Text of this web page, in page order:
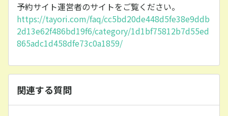
予約サイト運営者のサイトをご覧ください。
https://tayori.com/faq/cc5bd20de448d5fe38e9ddb
2d13e62f486bd19f6/category/1d1bf75812b7d55ed
865adc1d458dfe73c0a1859/
関連する質問